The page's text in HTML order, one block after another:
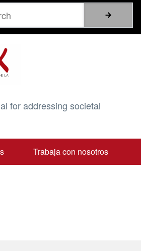
for addressing societal
Trabaja con nosotros